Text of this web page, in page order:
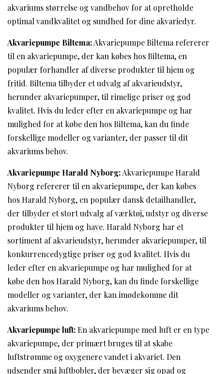
akvariums størrelse og vandbehov for at opretholde
optimal vandkvalitet og sundhed for dine akvariedyr.
Akvariepumpe Biltema:Akvariepumpe Biltema refererer
til en akvariepumpe, der kan købes hos Biltema, en
populær forhandler af diverse produkter til hjem og
fritid. Biltema tilbyder et udvalg af akvarieudstyr,
herunder akvariepumper, til rimelige priser og god
kvalitet. Hvis du leder efter en akvariepumpe og har
mulighed for at købe den hos Biltema, kan du finde
forskellige modeller og varianter, der passer til dit
akvariums behov.
Akvariepumpe Harald Nyborg:Akvariepumpe Harald
Nyborg refererer til en akvariepumpe, der kan købes
hos Harald Nyborg, en populær dansk detailhandler,
der tilbyder et stort udvalg af værktøj, udstyr og diverse
produkter til hjem og have. Harald Nyborg har et
sortiment af akvarieudstyr, herunder akvariepumper, til
konkurrencedygtige priser og god kvalitet. Hvis du
leder efter en akvariepumpe og har mulighed for at
købe den hos Harald Nyborg, kan du finde forskellige
modeller og varianter, der kan imødekomme dit
akvariums behov.
Akvariepumpe luft:En akvariepumpe med luft er en type
akvariepumpe, der primært bruges til at skabe
luftstrømme og oxygenere vandet i akvariet. Den
udsender små luftbobler, der bevæger sig opad og